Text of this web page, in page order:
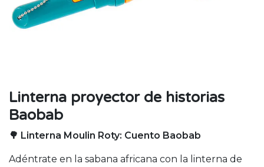
Linterna proyector de historias
Baobab
🌳 Linterna Moulin Roty: Cuento Baobab
Adéntrate en la sabana africana con la linterna de